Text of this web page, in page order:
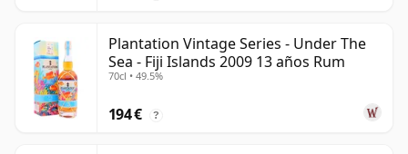
Plantation Vintage Series - Under The
Sea - Fiji Islands 2009 13 años Rum
70cl • 49.5%
194 € ?